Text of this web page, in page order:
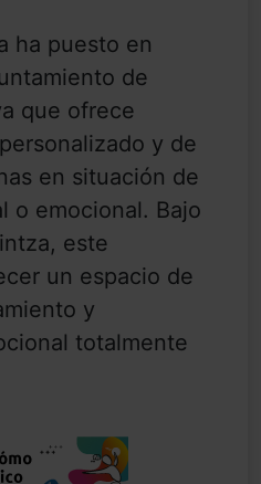
ha puesto en
de
que ofrece
y de
en situación de
o emocional. Bajo
este
un espacio de
y
totalmente